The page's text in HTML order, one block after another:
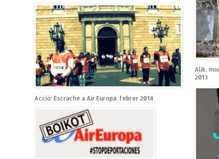
Acció: Escrache a Air Europa, febrer 2014
Alik,
2013